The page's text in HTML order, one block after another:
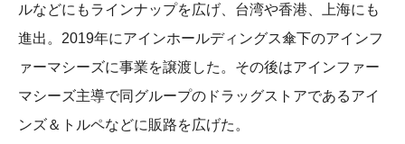
ルなどにもラインナップを広げ、台湾や香港、上海にも
進出。2019年にアインホールディングス傘下のアインフ
ァーマシーズに事業を譲渡した。その後はアインファー
マシーズ主導で同グループのドラッグストアであるアイ
ンズ＆トルペなどに販路を広げた。